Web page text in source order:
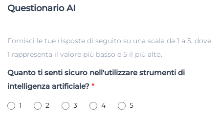
Questionario AI
Fornisci le tue risposte di seguito su una scala da 1 a 5, dove
1 rappresenta il valore più basso e 5 il più alto.
Quanto ti senti sicuro nell'utilizzare strumenti di
intelligenza artificiale? *
1 2 3 4 5